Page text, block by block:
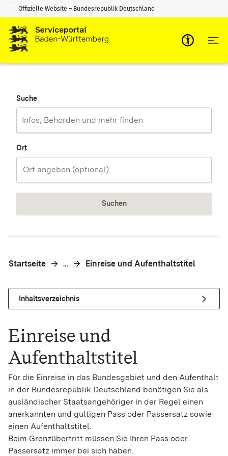
Zum Inhalt springen
Zur Suche springen
Offizielle Website – Bundesrepublik Deutschland
Suche
Ort
Suchen
Startseite … Einreise und Aufenthaltstitel
Inhaltsverzeichnis
Einreise und
Aufenthaltstitel
Für die Einreise in das Bundesgebiet und den Aufenthalt
in der Bundesrepublik Deutschland benötigen Sie als
ausländischer Staatsangehöriger in der Regel einen
anerkannten und gültigen Pass oder Passersatz sowie
einen Aufenthaltstitel.
Beim Grenzübertritt müssen Sie Ihren Pass oder
Passersatz immer bei sich haben.